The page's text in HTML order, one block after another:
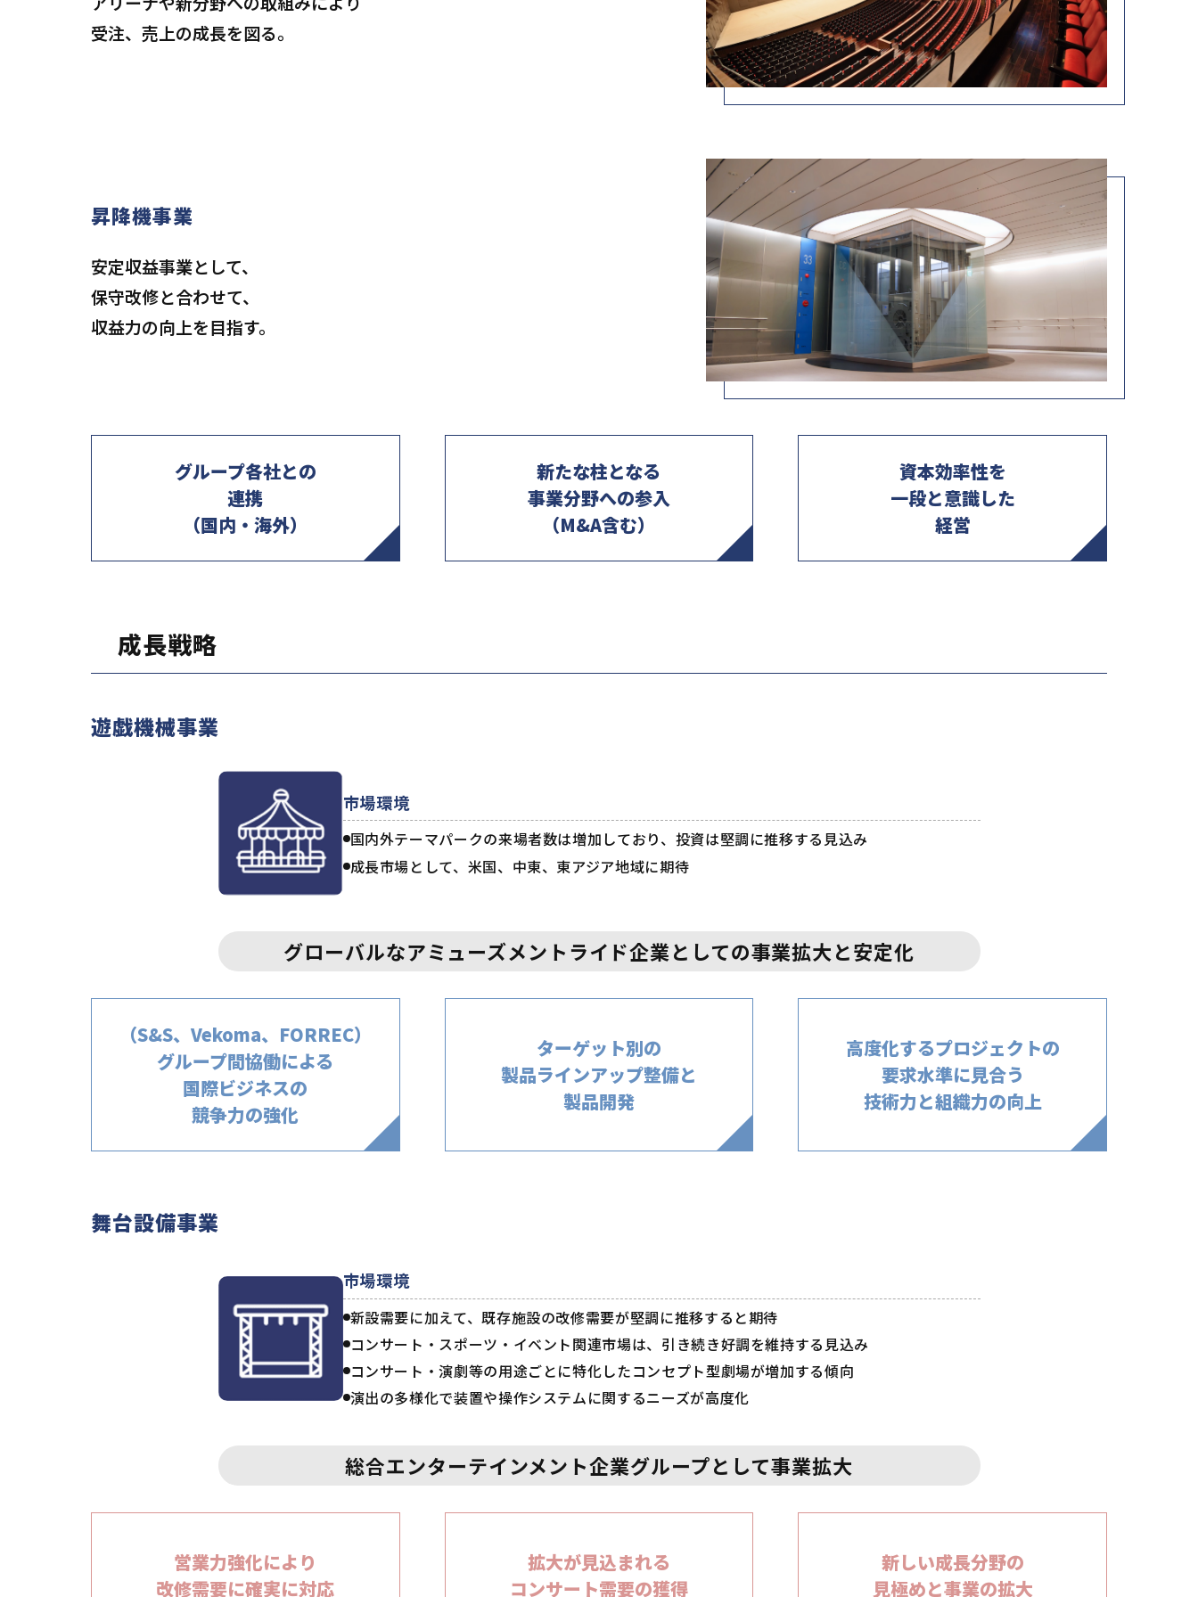
受注、売上の成長を図る。
昇降機事業
安定収益事業として、
保守改修と合わせて、
収益力の向上を目指す。
グループ各社との
連携
（国内・海外）
新たな柱となる
事業分野への参入
（M&A含む）
資本効率性を
一段と意識した
経営
成長戦略
遊戯機械事業
市場環境
国内外テーマパークの来場者数は増加しており、投資は堅調に推移する見込み
成長市場として、米国、中東、東アジア地域に期待
グローバルなアミューズメントライド企業としての事業拡大と安定化
（S&S、Vekoma、FORREC）
グループ間協働による
国際ビジネスの
競争力の強化
ターゲット別の
製品ラインアップ整備と
製品開発
高度化するプロジェクトの
要求水準に見合う
技術力と組織力の向上
舞台設備事業
市場環境
新設需要に加えて、既存施設の改修需要が堅調に推移すると期待
コンサート・スポーツ・イベント関連市場は、引き続き好調を維持する見込み
コンサート・演劇等の用途ごとに特化したコンセプト型劇場が増加する傾向
演出の多様化で装置や操作システムに関するニーズが高度化
総合エンターテインメント企業グループとして事業拡大
営業力強化により
改修需要に確実に対応
拡大が見込まれる
コンサート需要の獲得
新しい成長分野の
見極めと事業の拡大